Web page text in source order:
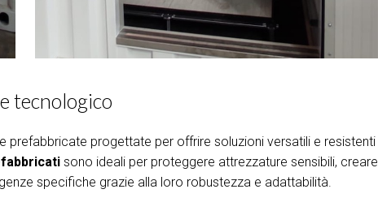
tecnologico
prefabbricate progettate per offrire soluzioni versatili e resistenti
sono ideali per proteggere attrezzature sensibili, creare
specifiche grazie alla loro robustezza e adattabilità.